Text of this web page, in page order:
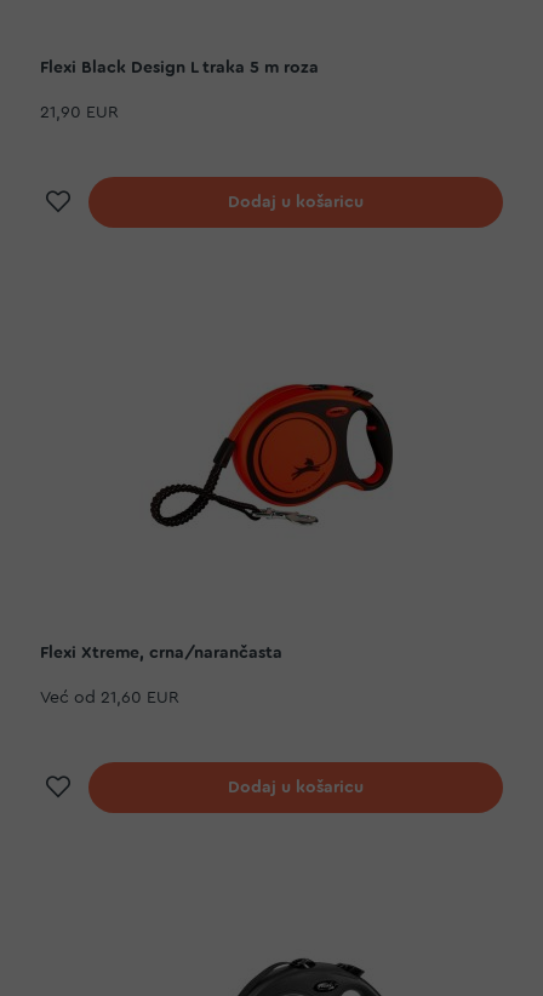
Flexi Black Design L traka 5 m roza
21,90 EUR
Dodaj na listu želja
Dodaj u košaricu
Flexi Xtreme, crna/narančasta
Već od 21,60 EUR
Dodaj na listu želja
Dodaj u košaricu